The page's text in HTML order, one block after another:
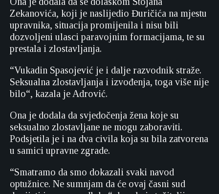
Zekanovića, koji je naslijedio Đuričića na mjestu
upravnika, situacija promijenila i nisu bili
dozvoljeni ulasci paravojnim formacijama, te su
prestala i zlostavljanja.
“Vukadin Spasojević je i dalje razvodnik straže.
Seksualna zlostavljanja i izvođenja, toga više nije
bilo“, kazala je Adrović.
Ona je dodala da svjedočenja žena koje su
seksualno zlostavljane ne mogu zaboraviti.
Podsjetila je i na dva civila koja su bila zatvorena
u samici upravne zgrade.
“Smatramo da smo dokazali svaki navod
optužnice. Ne sumnjam da će ovaj časni sud